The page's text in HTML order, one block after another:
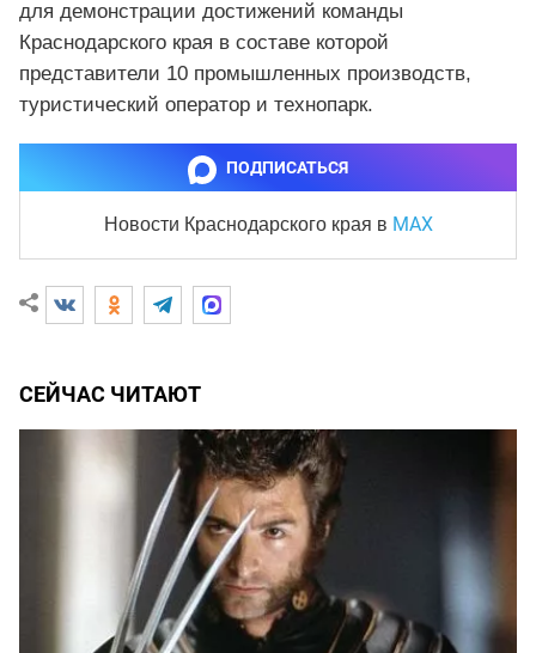
для демонстрации достижений команды
Краснодарского края в составе которой
представители 10 промышленных производств,
туристический оператор и технопарк.
ПОДПИСАТЬСЯ
Новости Краснодарского края в MAX
СЕЙЧАС ЧИТАЮТ